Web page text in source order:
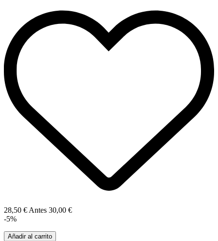
28,50 € Antes 30,00 €
-5%
Añadir al carrito